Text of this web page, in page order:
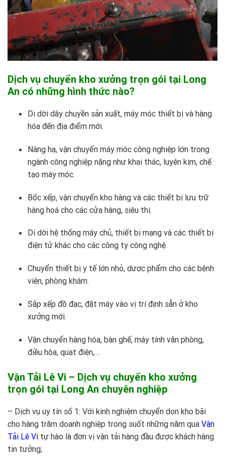
Dịch vụ chuyển kho xưởng trọn gói tại Long
An có những hình thức nào?
Di dời dây chuyền sản xuất, máy móc thiết bị và hàng
hóa đến địa điểm mới.
Nâng hạ, vận chuyển máy móc công nghiệp lớn trong
ngành công nghiệp nặng như khai thác, luyện kim, chế
tạo máy móc.
Bốc xếp, vận chuyển kho hàng và các thiết bị lưu trữ
hàng hoá cho các cửa hàng, siêu thị.
Di dời hệ thống máy chủ, thiết bị mạng và các thiết bị
điện tử khác cho các công ty công nghệ.
Chuyển thiết bị y tế lớn nhỏ, dược phẩm cho các bệnh
viện, phòng khám.
Sắp xếp đồ đạc, đặt máy vào vị trí định sẵn ở kho
xưởng mới.
Vận chuyển hàng hóa, bàn ghế, máy tính văn phòng,
điều hòa, quạt điện,…
Vận Tải Lê Vi – Dịch vụ chuyển kho xưởng
trọn gói tại Long An chuyên nghiệp
– Dịch vụ uy tín số 1: Với kinh nghiệm chuyển dọn kho bãi
cho hàng trăm doanh nghiệp trong suốt những năm qua Vận
Tải Lê Vi tự hào là đơn vị vận tải hàng đầu được khách hàng
tin tưởng;